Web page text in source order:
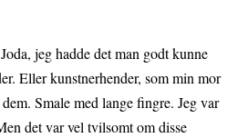
jeg hadde det man godt kunne
Eller kunstnerhender, som min mor
Smale med lange fingre. Jeg var
det var vel tvilsomt om disse